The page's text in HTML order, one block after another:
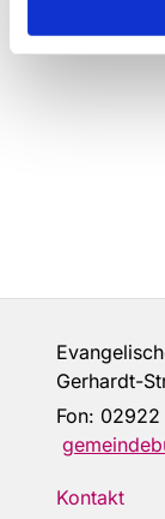
Gerhardt-
Fon: 02922
Kontakt